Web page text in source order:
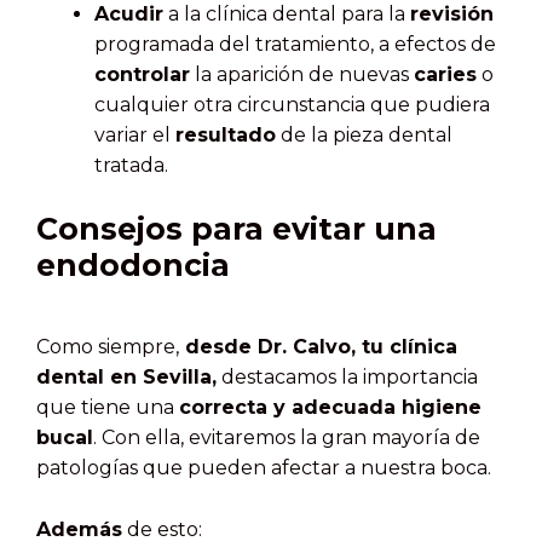
Acudir a la clínica dental para la revisión
programada del tratamiento, a efectos de
controlar la aparición de nuevas caries o
cualquier otra circunstancia que pudiera
variar el resultado de la pieza dental
tratada.
Consejos para evitar una
endodoncia
Como siempre, desde Dr. Calvo, tu clínica
dental en Sevilla, destacamos la importancia
que tiene una correcta y adecuada higiene
bucal . Con ella, evitaremos la gran mayoría de
patologías que pueden afectar a nuestra boca.
Además de esto: